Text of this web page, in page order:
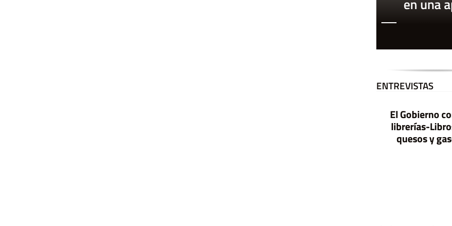
en una
ENTREVISTAS
El Gobierno
librerías-
quesos y